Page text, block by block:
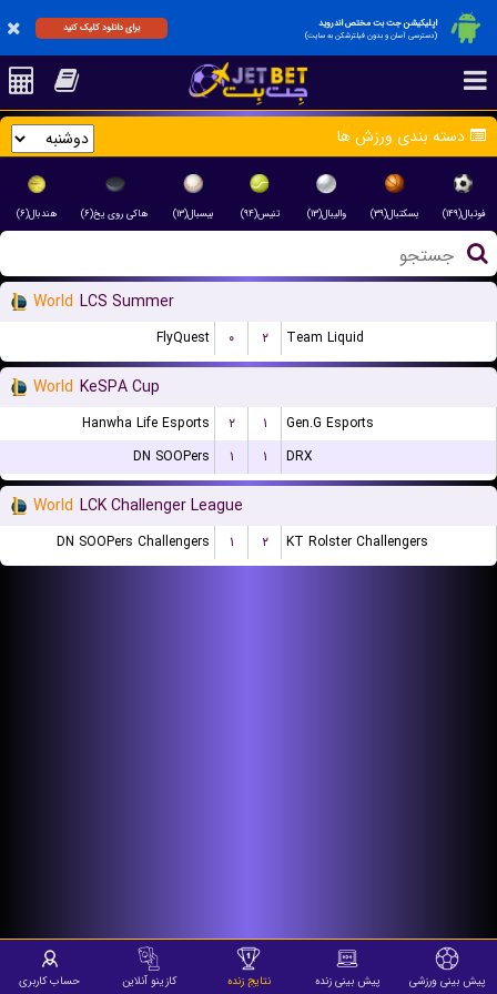
اپلیکیشن جت بت مختص اندروید
(دسترسی آسان و بدون فیلترشکن به سایت)
برای دانلود کلیک کنید
دسته بندی ورزش ها
فوتبال(۱۴۹) بسکتبال(۳۹) والیبال(۱۳) تنیس(۹۴) بیسبال(۱۳) هاکی روی یخ(۶) هندبال(۶)
World LCS Summer
FlyQuest ۰ ۲ Team Liquid
World KeSPA Cup
Hanwha Life Esports ۲ ۱
Gen.G Esports
DN SOOPers
۱ ۱ DRX
World LCK Challenger League
DN SOOPers Challengers ۱ ۲ KT Rolster Challengers
پیش بینی ورزشی پیش بینی زنده نتایج زنده کازینو آنلاین حساب کاربری